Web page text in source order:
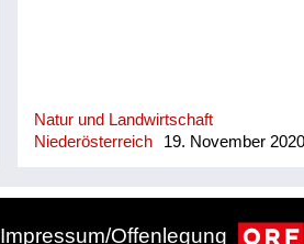
Natur und Landwirtschaft
Niederösterreich
19. November
Impressum/Offenlegung